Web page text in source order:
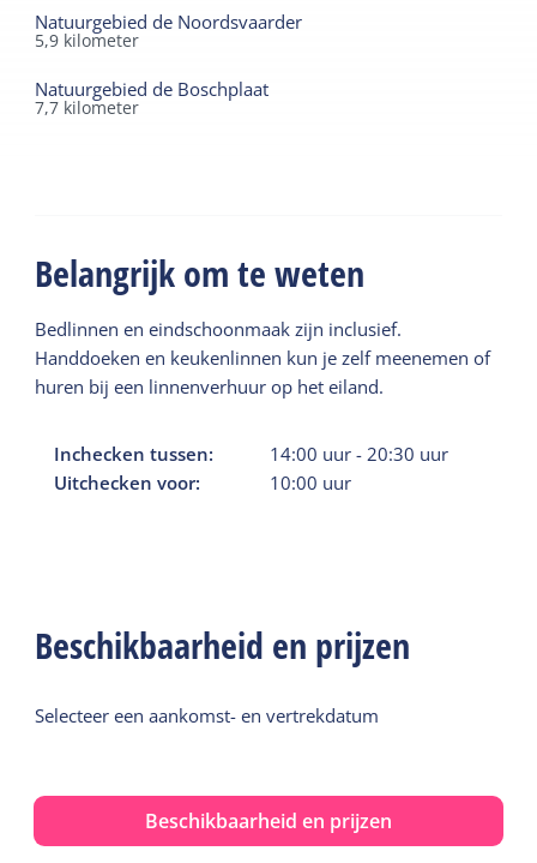
Natuurgebied de Noordsvaarder
5,9 kilometer
Natuurgebied de Boschplaat
7,7 kilometer
Belangrijk om te weten
Bedlinnen en eindschoonmaak zijn inclusief.
Handdoeken en keukenlinnen kun je zelf meenemen of
huren bij een linnenverhuur op het eiland.
Inchecken tussen: 14:00 uur - 20:30 uur
Uitchecken voor:
10:00 uur
Beschikbaarheid en prijzen
Selecteer een aankomst- en vertrekdatum
Beschikbaarheid en prijzen